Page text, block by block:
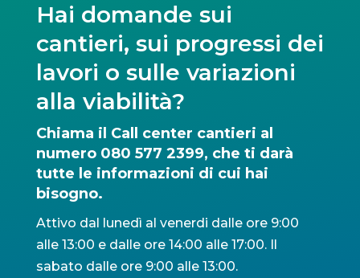
Hai domande sui
cantieri, sui progressi dei
lavori o sulle variazioni
alla viabilità?
Chiama il Call center cantieri al
numero 080 577 2399, che ti darà
tutte le informazioni di cui hai
bisogno.
Attivo dal lunedì al venerdi dalle ore 9:00
alle 13:00 e dalle ore 14:00 alle 17:00. Il
sabato dalle ore 9:00 alle 13:00.